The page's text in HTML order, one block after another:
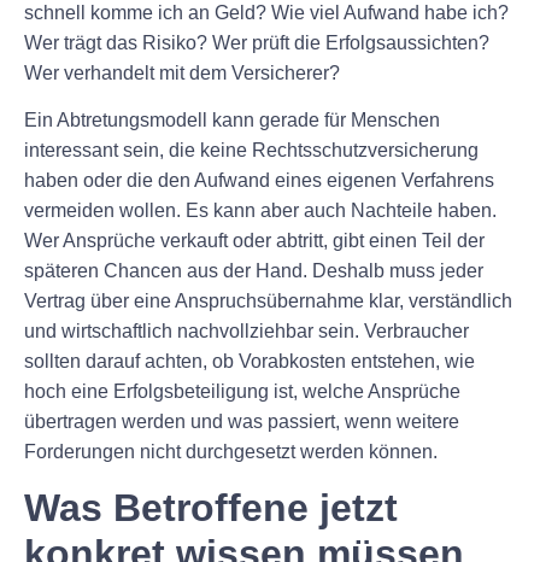
schnell komme ich an Geld? Wie viel Aufwand habe ich?
Wer trägt das Risiko? Wer prüft die Erfolgsaussichten?
Wer verhandelt mit dem Versicherer?
Ein Abtretungsmodell kann gerade für Menschen
interessant sein, die keine Rechtsschutzversicherung
haben oder die den Aufwand eines eigenen Verfahrens
vermeiden wollen. Es kann aber auch Nachteile haben.
Wer Ansprüche verkauft oder abtritt, gibt einen Teil der
späteren Chancen aus der Hand. Deshalb muss jeder
Vertrag über eine Anspruchsübernahme klar, verständlich
und wirtschaftlich nachvollziehbar sein. Verbraucher
sollten darauf achten, ob Vorabkosten entstehen, wie
hoch eine Erfolgsbeteiligung ist, welche Ansprüche
übertragen werden und was passiert, wenn weitere
Forderungen nicht durchgesetzt werden können.
Was Betroffene jetzt